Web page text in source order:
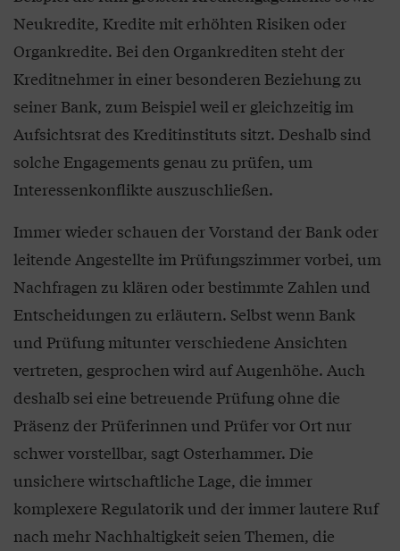
Neukredite, Kredite mit erhöhten Risiken oder
Organkredite. Bei den Organkrediten steht der
Kreditnehmer in einer besonderen Beziehung zu
seiner Bank, zum Beispiel weil er gleichzeitig im
Aufsichtsrat des Kreditinstituts sitzt. Deshalb sind
solche Engagements genau zu prüfen, um
Interessenkonflikte auszuschließen.
Immer wieder schauen der Vorstand der Bank oder
leitende Angestellte im Prüfungszimmer vorbei, um
Nachfragen zu klären oder bestimmte Zahlen und
Entscheidungen zu erläutern. Selbst wenn Bank
und Prüfung mitunter verschiedene Ansichten
vertreten, gesprochen wird auf Augenhöhe. Auch
deshalb sei eine betreuende Prüfung ohne die
Präsenz der Prüferinnen und Prüfer vor Ort nur
schwer vorstellbar, sagt Osterhammer. Die
unsichere wirtschaftliche Lage, die immer
komplexere Regulatorik und der immer lautere Ruf
nach mehr Nachhaltigkeit seien Themen, die